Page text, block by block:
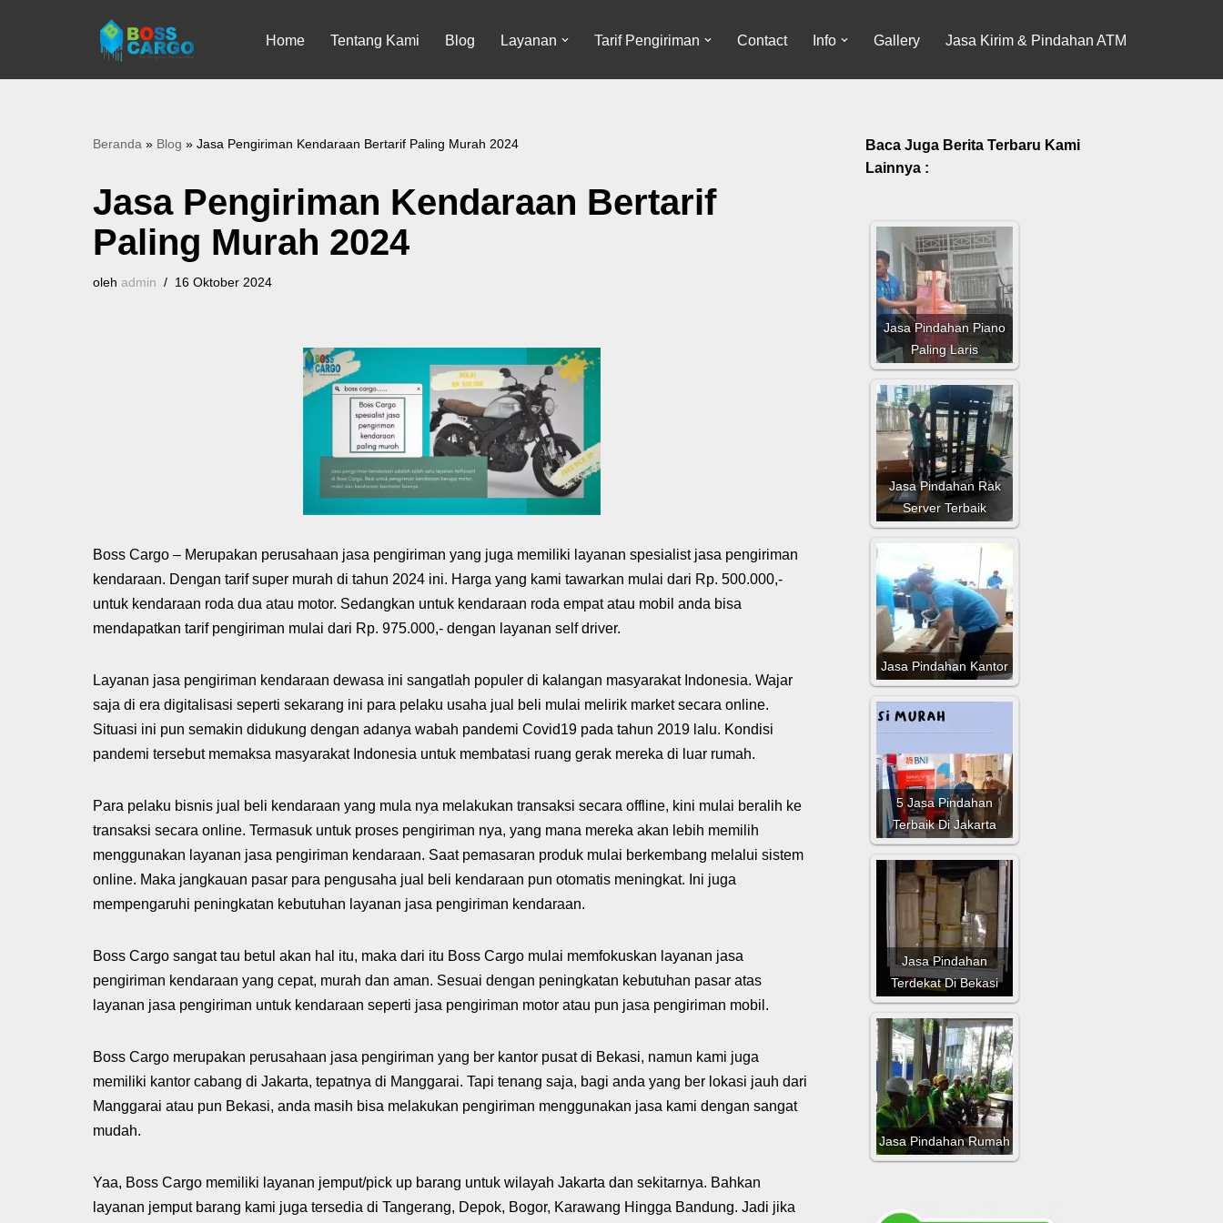
Home Tentang Kami Blog Layanan Tarif Pengiriman Contact Info Gallery Jasa Kirim & Pindahan ATM
Beranda » Blog » Jasa Pengiriman Kendaraan Bertarif Paling Murah 2024
Jasa Pengiriman Kendaraan Bertarif
Paling Murah 2024
oleh admin 16 Oktober 2024
Boss Cargo – Merupakan perusahaan jasa pengiriman yang juga memiliki layanan spesialist jasa pengiriman
kendaraan. Dengan tarif super murah di tahun 2024 ini. Harga yang kami tawarkan mulai dari Rp. 500.000,-
untuk kendaraan roda dua atau motor. Sedangkan untuk kendaraan roda empat atau mobil anda bisa
mendapatkan tarif pengiriman mulai dari Rp. 975.000,- dengan layanan self driver.
Layanan jasa pengiriman kendaraan dewasa ini sangatlah populer di kalangan masyarakat Indonesia. Wajar
saja di era digitalisasi seperti sekarang ini para pelaku usaha jual beli mulai melirik market secara online.
Situasi ini pun semakin didukung dengan adanya wabah pandemi Covid19 pada tahun 2019 lalu. Kondisi
pandemi tersebut memaksa masyarakat Indonesia untuk membatasi ruang gerak mereka di luar rumah.
Para pelaku bisnis jual beli kendaraan yang mula nya melakukan transaksi secara offline, kini mulai beralih ke
transaksi secara online. Termasuk untuk proses pengiriman nya, yang mana mereka akan lebih memilih
menggunakan layanan jasa pengiriman kendaraan. Saat pemasaran produk mulai berkembang melalui sistem
online. Maka jangkauan pasar para pengusaha jual beli kendaraan pun otomatis meningkat. Ini juga
mempengaruhi peningkatan kebutuhan layanan jasa pengiriman kendaraan.
Boss Cargo sangat tau betul akan hal itu, maka dari itu Boss Cargo mulai memfokuskan layanan jasa
pengiriman kendaraan yang cepat, murah dan aman. Sesuai dengan peningkatan kebutuhan pasar atas
layanan jasa pengiriman untuk kendaraan seperti jasa pengiriman motor atau pun jasa pengiriman mobil.
Boss Cargo merupakan perusahaan jasa pengiriman yang ber kantor pusat di Bekasi, namun kami juga
memiliki kantor cabang di Jakarta, tepatnya di Manggarai. Tapi tenang saja, bagi anda yang ber lokasi jauh dari
Manggarai atau pun Bekasi, anda masih bisa melakukan pengiriman menggunakan jasa kami dengan sangat
mudah.
Yaa, Boss Cargo memiliki layanan jemput/pick up barang untuk wilayah Jakarta dan sekitarnya. Bahkan
layanan jemput barang kami juga tersedia di Tangerang, Depok, Bogor, Karawang Hingga Bandung. Jadi jika
Baca Juga Berita Terbaru Kami
Lainnya :
Jasa Pindahan Piano
Paling Laris
Jasa Pindahan Rak
Server Terbaik
Jasa Pindahan Kantor
5 Jasa Pindahan
Terbaik Di Jakarta
Jasa Pindahan
Terdekat Di Bekasi
Jasa Pindahan Rumah